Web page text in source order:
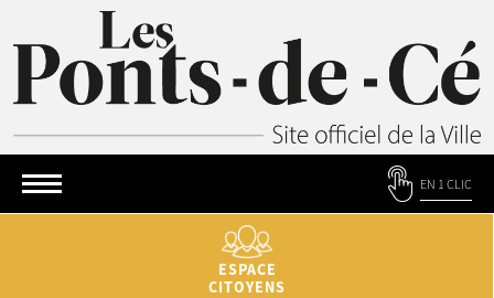
EN 1 CLIC
ESPACE
CITOYENS